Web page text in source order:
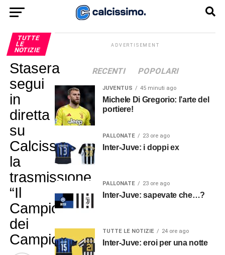
TUTTE
LE
NOTIZIE
Stasera
segui
in
diretta
su
Calcissimo
la
trasmissione
“Il
Campionato
dei
Campioni”!
ADVERTISEMENT
RECENTI POPOLARI
JUVENTUS 45 minuti ago
Michele Di Gregorio: l’arte del
portiere!
PALLONATE 23 ore ago
Inter-Juve: i doppi ex
PALLONATE 23 ore ago
Inter-Juve: sapevate che…?
TUTTE LE NOTIZIE 24 ore ago
Inter-Juve: eroi per una notte